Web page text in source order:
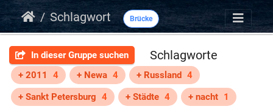
Schlagwort Brücke
In dieser Gruppe suchen Schlagworte
+ 2011 4 + Newa 4 + Russland 4
+ Sankt Petersburg 4 + Städte 4 + nacht 1